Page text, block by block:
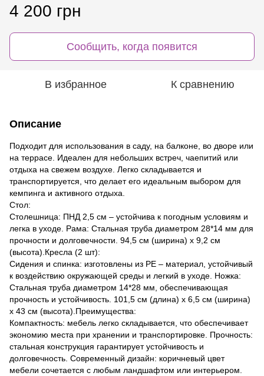
4 200 грн
Сообщить, когда появится
В избранное К сравнению
Описание
Подходит для использования в саду, на балконе, во дворе или
на террасе. Идеален для небольших встреч, чаепитий или
отдыха на свежем воздухе. Легко складывается и
транспортируется, что делает его идеальным выбором для
кемпинга и активного отдыха.
Стол:
Столешница: ПНД 2,5 см – устойчива к погодным условиям и
легка в уходе. Рама: Стальная труба диаметром 28*14 мм для
прочности и долговечности. 94,5 см (ширина) x 9,2 см
(высота).Кресла (2 шт):
Сидения и спинка: изготовлены из PE – материал, устойчивый
к воздействию окружающей среды и легкий в уходе. Ножка:
Стальная труба диаметром 14*28 мм, обеспечивающая
прочность и устойчивость. 101,5 см (длина) x 6,5 см (ширина)
x 43 см (высота).Преимущества:
Компактность: мебель легко складывается, что обеспечивает
экономию места при хранении и транспортировке. Прочность:
стальная конструкция гарантирует устойчивость и
долговечность. Современный дизайн: коричневый цвет
мебели сочетается с любым ландшафтом или интерьером.